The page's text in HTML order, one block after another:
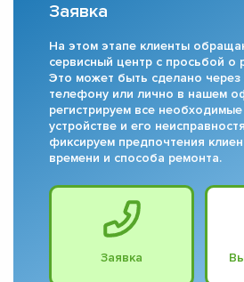
Заявка
На этом этапе клиенты
сервисный центр с просьбой о
Это может быть сделано через
телефону или лично в нашем
регистрируем все
устройстве и его
фиксируем предпочтения
времени и способа ремонта.
Заявка